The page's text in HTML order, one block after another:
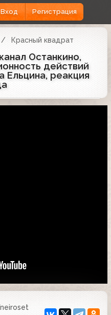
Вход Регистрация
Красный квадрат
Останкино,
действий
Ельцина, реакция